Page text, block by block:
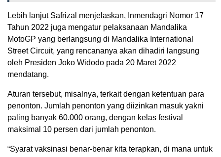
Lebih lanjut Safrizal menjelaskan, Inmendagri Nomor 17
Tahun 2022 juga mengatur pelaksanaan Mandalika
MotoGP yang berlangsung di Mandalika International
Street Circuit, yang rencananya akan dihadiri langsung
oleh Presiden Joko Widodo pada 20 Maret 2022
mendatang.
Aturan tersebut, misalnya, terkait dengan ketentuan para
penonton. Jumlah penonton yang diizinkan masuk yakni
paling banyak 60.000 orang, dengan kelas festival
maksimal 10 persen dari jumlah penonton.
“Syarat vaksinasi benar-benar kita terapkan, di mana untuk